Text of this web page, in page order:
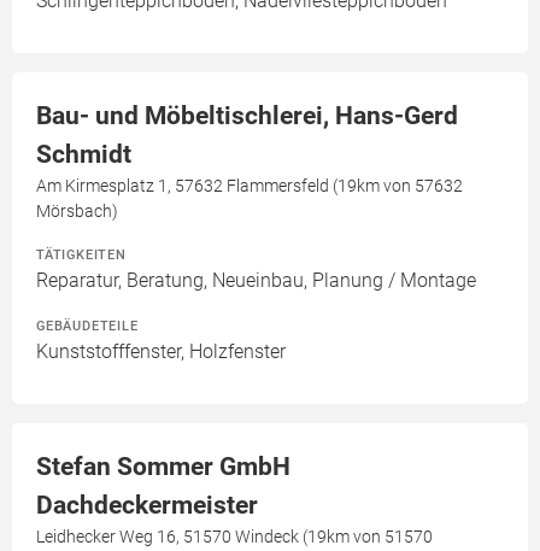
Bau- und Möbeltischlerei, Hans-Gerd
Schmidt
Am Kirmesplatz 1, 57632 Flammersfeld (19km von 57632
Mörsbach)
TÄTIGKEITEN
Reparatur, Beratung, Neueinbau, Planung / Montage
GEBÄUDETEILE
Kunststofffenster, Holzfenster
Stefan Sommer GmbH
Dachdeckermeister
Leidhecker Weg 16, 51570 Windeck (19km von 51570